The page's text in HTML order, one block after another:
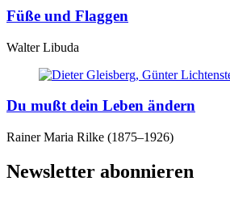
Füße und Flaggen
Walter Libuda
Du mußt dein Leben ändern
Rainer Maria Rilke (1875–1926)
Newsletter abonnieren